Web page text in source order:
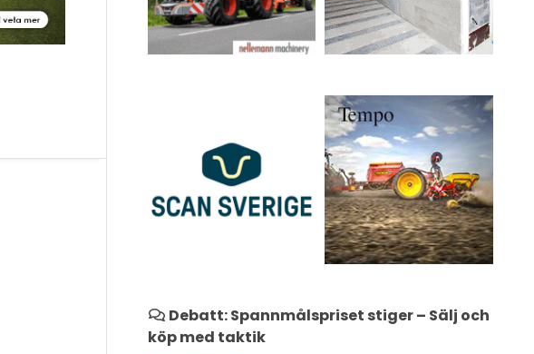
Debatt: Spannmålspriset stiger – Sälj och
köp med taktik